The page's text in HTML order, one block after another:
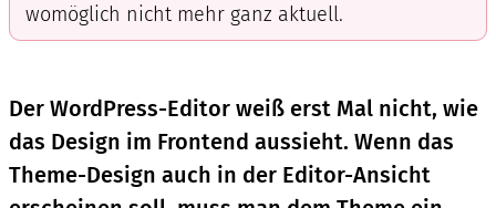
womöglich nicht mehr ganz aktuell.
Der WordPress-Editor weiß erst Mal nicht, wie
das Design im Frontend aussieht. Wenn das
Theme-Design auch in der Editor-Ansicht